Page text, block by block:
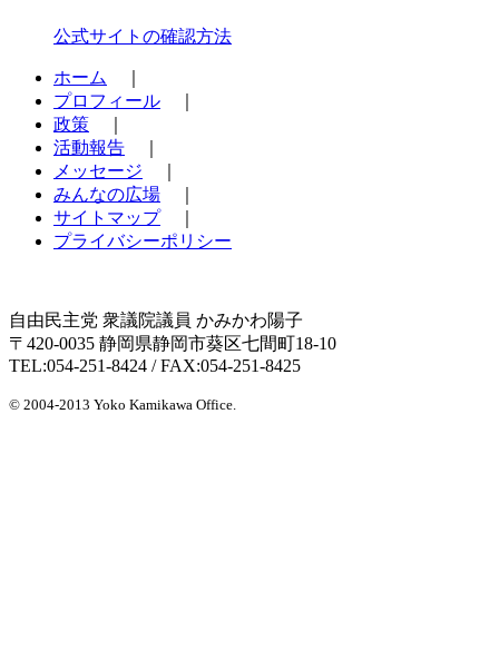
公式サイトの確認方法
ホーム
プロフィール
政策
活動報告
メッセージ
みんなの広場
サイトマップ｜
プライバシーポリシー
自由民主党 衆議院議員 かみかわ陽子
〒420-0035 静岡県静岡市葵区七間町18-10
TEL:054-251-8424 / FAX:054-251-8425
© 2004-2013 Yoko Kamikawa Office.